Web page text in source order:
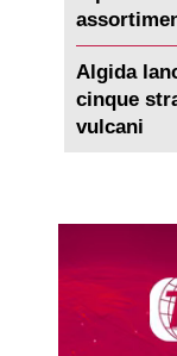
Algida
cinque
vulcani